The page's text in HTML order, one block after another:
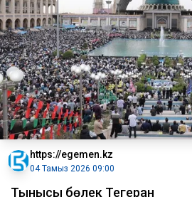
https://egemen.kz
04 Тамыз 2026 09:00
Тынысы бөлек Тегеран